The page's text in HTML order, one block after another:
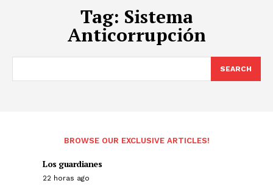
+ Todas las formas de lucha, potencialmente enlazadas
Tag: Sistema
Anticorrupción
SEARCH
BROWSE OUR EXCLUSIVE ARTICLES!
Los guardianes
22 horas ago